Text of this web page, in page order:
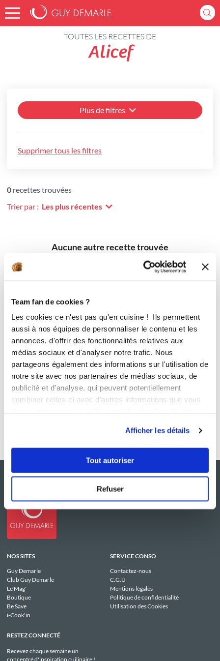
Team fan de cookies ?
Les cookies ce n'est pas qu'en cuisine ! Ils permettent
aussi à nos équipes de personnaliser le contenu et les
annonces, d'offrir des fonctionnalités relatives aux
médias sociaux et d'analyser notre trafic. Nous
partageons également des informations sur l'utilisation de
notre site avec nos partenaires de médias sociaux, de
publicité et d'analyse, qui peuvent potentiellement
combiner celles-ci avec d'autres informations que vous
Afficher les détails
Tout autoriser
Refuser
Accueil Recettes
TOUTES LES RECETTES DE
Alicef
Plus de filtres
Supprimer tous les filtres
0 recettes trouvées
Trier par : Les plus récentes
Aucune autre recette trouvée
NOS SITES
Guy Demarle
Club Guy Demarle
Le Mag'
Boutique
Be Save
i-Cook'in
SERVICE CONSO
Contactez-nous
C.G.U
Mentions légales
Politique de confidentialité
Utilisation des Cookies
RESTEZ CONNECTÉ
Recevez chaque semaine un
concentré d'inspiration cuilinaire !